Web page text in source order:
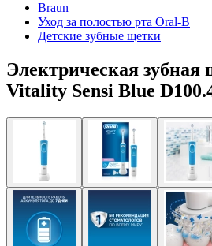
Braun
Уход за полостью рта Oral-B
Детские зубные щетки
Электрическая
Vitality Sensi Blue